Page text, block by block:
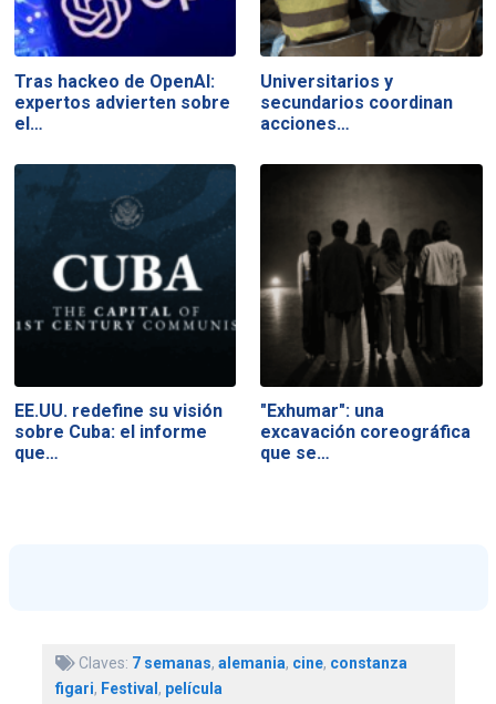
Tras hackeo de OpenAI:
expertos advierten sobre
el…
Universitarios y
secundarios coordinan
acciones…
EE.UU. redefine su visión
sobre Cuba: el informe
que…
"Exhumar": una
excavación coreográfica
que se…
Claves: 7 semanas, alemania, cine, constanza
figari, Festival, película